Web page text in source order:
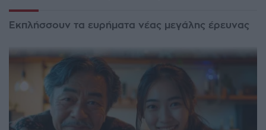
Εκπλήσσουν τα ευρήματα νέας μεγάλης έρευνας